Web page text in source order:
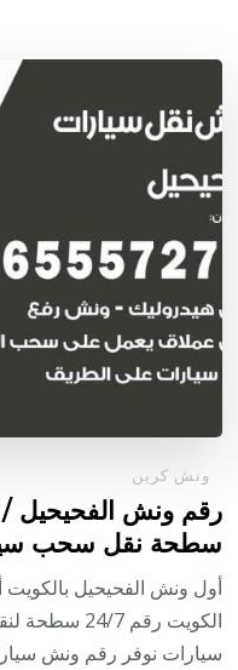
ونش كرين
سطحة نقل سحب
أول ونش الفحيحيل
الكويت رقم
سيارات نوفر رقم ونش